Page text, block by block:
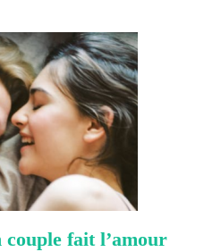
couple fait l’amour